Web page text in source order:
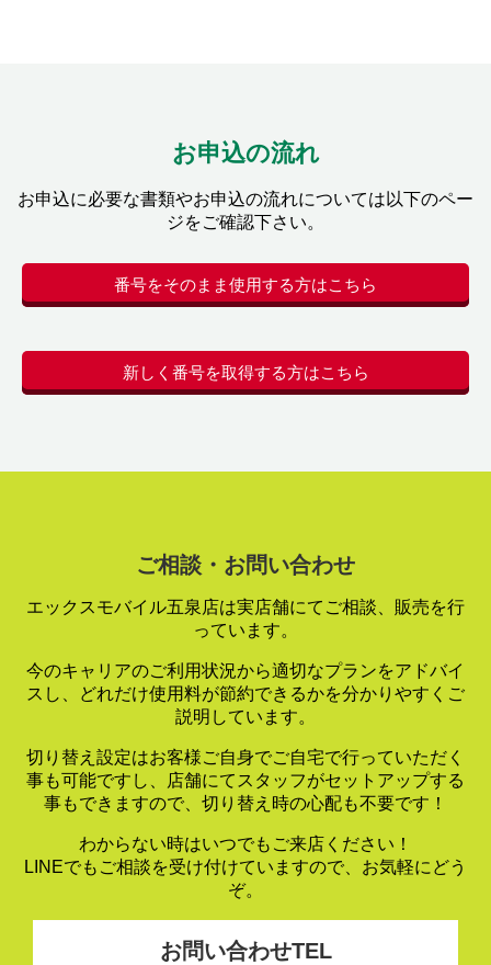
お申込の流れ
お申込に必要な書類やお申込の流れについては以下のペー
ジをご確認下さい。
番号をそのまま使用する方はこちら
新しく番号を取得する方はこちら
ご相談・お問い合わせ
エックスモバイル五泉店は実店舗にてご相談、販売を行
っています。
今のキャリアのご利用状況から適切なプランをアドバイ
スし、
どれだけ使用料が節約できるかを分かりやすくご
説明しています。
切り替え設定はお客様ご自身でご自宅で行っていただく
事も可能ですし、
店舗にてスタッフがセットアップする
事もできますので、 切り替え時の心配も不要です！
わからない時はいつでもご来店ください！
LINEでもご相談を受け付けていますので、お気軽にどう
ぞ。
お問い合わせTEL